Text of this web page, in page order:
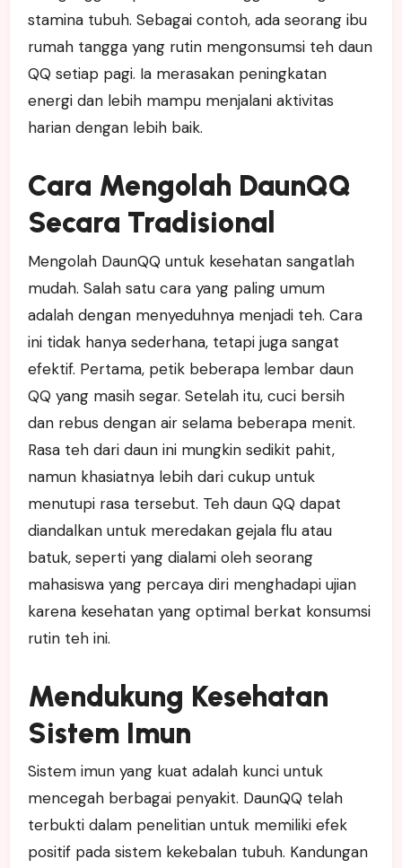
stamina tubuh. Sebagai contoh, ada seorang ibu
rumah tangga yang rutin mengonsumsi teh daun
QQ setiap pagi. Ia merasakan peningkatan
energi dan lebih mampu menjalani aktivitas
harian dengan lebih baik.
Cara Mengolah DaunQQ
Secara Tradisional
Mengolah DaunQQ untuk kesehatan sangatlah
mudah. Salah satu cara yang paling umum
adalah dengan menyeduhnya menjadi teh. Cara
ini tidak hanya sederhana, tetapi juga sangat
efektif. Pertama, petik beberapa lembar daun
QQ yang masih segar. Setelah itu, cuci bersih
dan rebus dengan air selama beberapa menit.
Rasa teh dari daun ini mungkin sedikit pahit,
namun khasiatnya lebih dari cukup untuk
menutupi rasa tersebut. Teh daun QQ dapat
diandalkan untuk meredakan gejala flu atau
batuk, seperti yang dialami oleh seorang
mahasiswa yang percaya diri menghadapi ujian
karena kesehatan yang optimal berkat konsumsi
rutin teh ini.
Mendukung Kesehatan
Sistem Imun
Sistem imun yang kuat adalah kunci untuk
mencegah berbagai penyakit. DaunQQ telah
terbukti dalam penelitian untuk memiliki efek
positif pada sistem kekebalan tubuh. Kandungan